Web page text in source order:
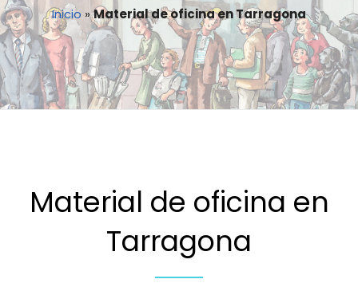
Contactar
Inicio »Material de oficina en Tarragona
Material de oficina en
Tarragona